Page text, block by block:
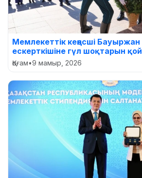
Мемлекеттік кеңесші
ескерткішіне гүл шоқтарын
Қоғам•9 мамыр, 2026